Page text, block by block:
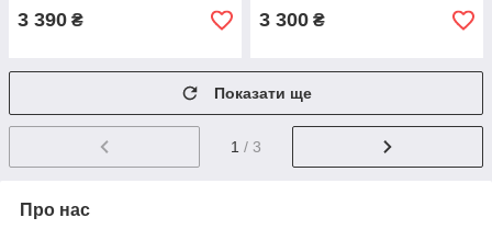
3 390 ₴ 3 300 ₴
Показати ще
1 / 3
Про нас